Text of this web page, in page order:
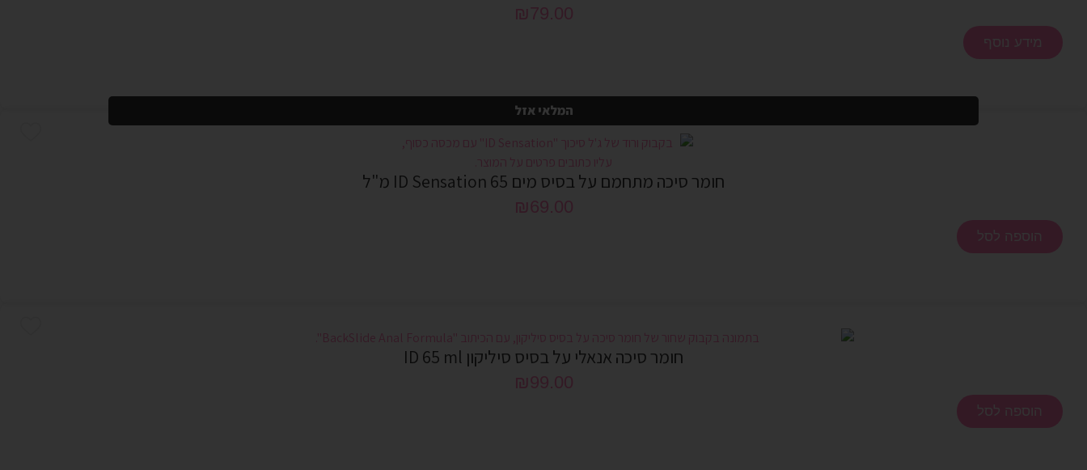
המלאי אזל
₪ 79.00
מידע נוסף
חומר סיכה מתחמם על בסיס מים ID Sensation 65 מ"ל
₪ 69.00
הוספה לסל
חומר סיכה אנאלי על בסיס סיליקון ID 65 ml
₪99.00
הוספה לסל